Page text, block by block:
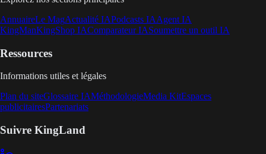
AnnuaireLe MagActualité IAPodcasts IAAgent IA
KingManKingShop IAComparateur IASoumettre un outil IA
Ressources
Informations utiles et légales
Plan du siteGlossaire IAMéthodologieMedia KitEspaces
publicitairesPartenariats
Suivre KingLand